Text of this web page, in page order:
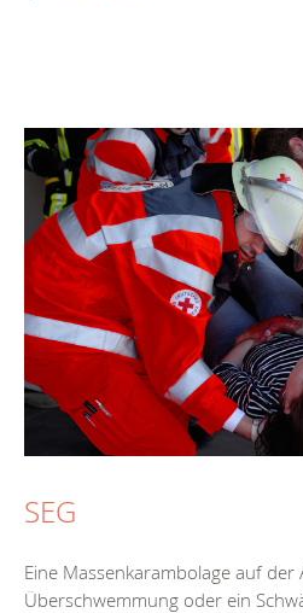
SEG
Eine Massenkarambolage auf der
Überschwemmung oder ein